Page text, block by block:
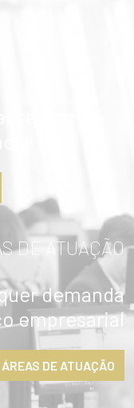
DE ATUAÇÃO
demanda
empresarial
DE ATUAÇÃO